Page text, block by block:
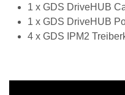
1 x GDS DriveHUB
1 x GDS DriveHUB
4 x GDS IPM2